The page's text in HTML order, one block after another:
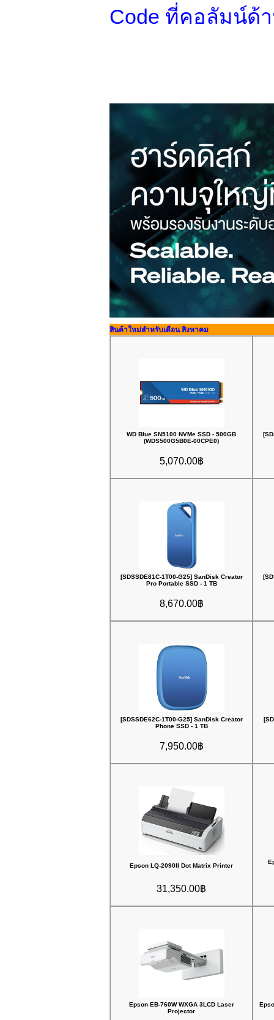
Code ที่คอลัมน์ด้
สินค้าใหม่สำหรับเดือน สิงหาคม
WD Blue SN5100 NVMe SSD - 500GB
(WDS500G5B0E-00CPE0)
5,070.00฿
[SDSSDE81C-1T00-G25] SanDisk Creator
Pro Portable SSD - 1 TB
8,670.00฿
[SDSSDE62C-1T00-G25] SanDisk Creator
Phone SSD - 1 TB
7,950.00฿
Epson LQ-2090II Dot Matrix Printer
31,350.00฿
Epson EB-760W WXGA 3LCD Laser
Projector